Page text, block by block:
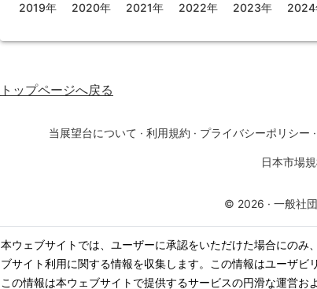
本ウェブサイトでは、ユーザーに承認をいただけた場合にの
ブサイト利用に関する情報を収集します。この情報はユーザビ
この情報は本ウェブサイトで提供するサービスの円滑な運営お
2019年 2020年 2021年 2022年 2023年 2024
トップページへ戻る
当展望台について · 利用規約 · プライバシーポリシー ·
日本市場
© 2026 · 一般社